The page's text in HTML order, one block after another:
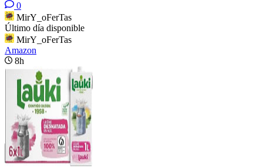
0
MirY_oFerTas
Último día disponible
MirY_oFerTas
Amazon
8h